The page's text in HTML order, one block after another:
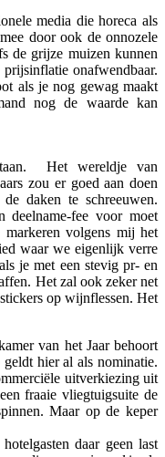
media die horeca als
door ook de onnozele
de grijze muizen kunnen
onafwendbaar.
als je nog gewag maakt
nog de waarde kan
Het wereldje van
zou er goed aan doen
daken te schreeuwen.
fee voor moet
markeren volgens mij het
waar we eigenlijk verre
je met een stevig pr- en
Het zal ook zeker net
op wijnflessen. Het
van het Jaar behoort
hier al als nominatie.
uitverkiezing uit
fraaie vliegtuigsuite de
Maar op de keper
daar geen last